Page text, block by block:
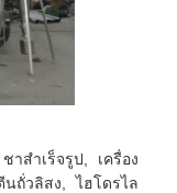
สำเร็จรูป, เครื่อง
นถั่วลิสง, ไฮโดรไล